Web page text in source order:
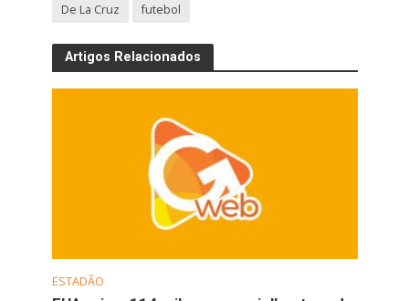
De La Cruz
futebol
Artigos Relacionados
ESTADÃO